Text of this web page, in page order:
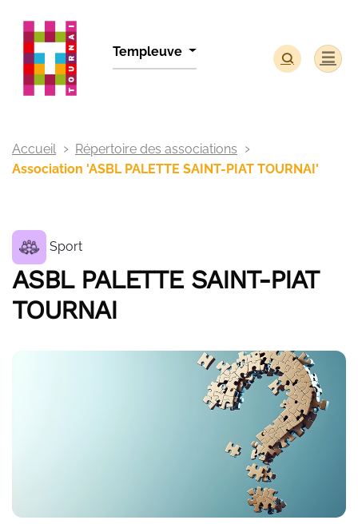
Templeuve
Accueil
Répertoire des associations
Association 'ASBL PALETTE SAINT-PIAT TOURNAI'
Sport
ASBL PALETTE SAINT-PIAT
TOURNAI